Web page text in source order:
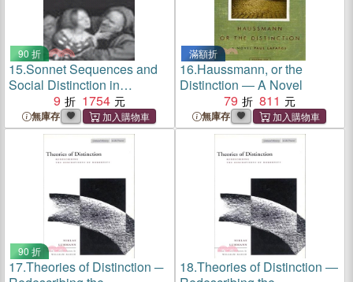
90 折
15.Sonnet Sequences and
Social Distinction in
Renaissance England
9 1754
無庫存
滿額折
16.Haussmann, or the
Distinction ― A Novel
79
811
無庫存
90 折
17.Theories of Distinction ─
18.Theories of Distinction ―